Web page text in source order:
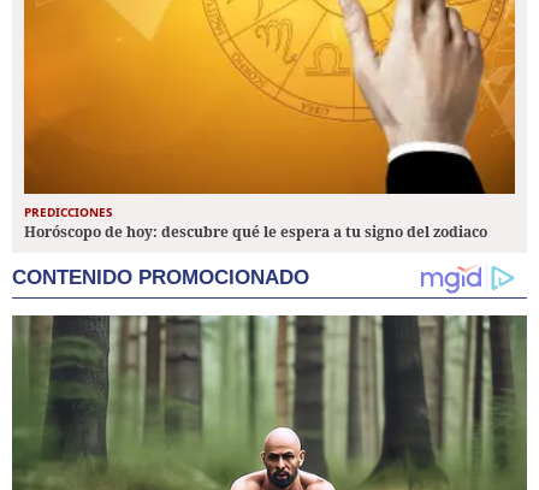
PREDICCIONES
Horóscopo de hoy: descubre qué le espera a tu signo del zodiaco
CONTENIDO PROMOCIONADO